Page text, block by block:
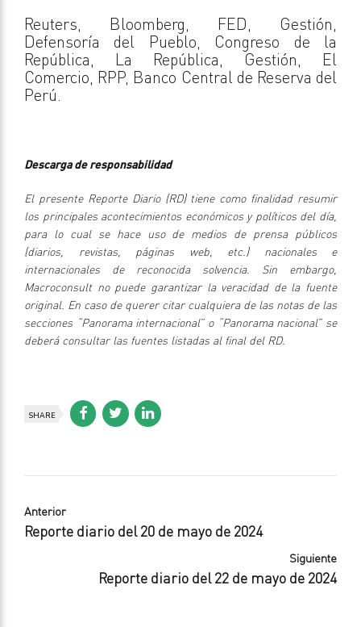
Reuters, Bloomberg, FED, Gestión,
Defensoría del Pueblo, Congreso de la
República, La República, Gestión, El
Comercio, RPP, Banco Central de Reserva del
Perú.
Descarga de responsabilidad
El presente Reporte Diario (RD) tiene como finalidad resumir
los principales acontecimientos económicos y políticos del día,
para lo cual se hace uso de medios de prensa públicos
(diarios, revistas, páginas web, etc.) nacionales e
internacionales de reconocida solvencia. Sin embargo,
Macroconsult no puede garantizar la veracidad de la fuente
original. En caso de querer citar cualquiera de las notas de las
secciones “Panorama internacional” o “Panorama nacional” se
deberá consultar las fuentes listadas al final del RD.
SHARE
Anterior
Reporte diario del 20 de mayo de 2024
Siguiente
Reporte diario del 22 de mayo de 2024